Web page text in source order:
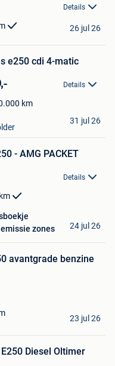
Details
26 jul 26
e250 cdi 4-matic
Details
km
31 jul 26
- AMG PACKET
Details
km
zones
24 jul 26
avantgrade benzine
23 jul 26
Diesel Oltimer